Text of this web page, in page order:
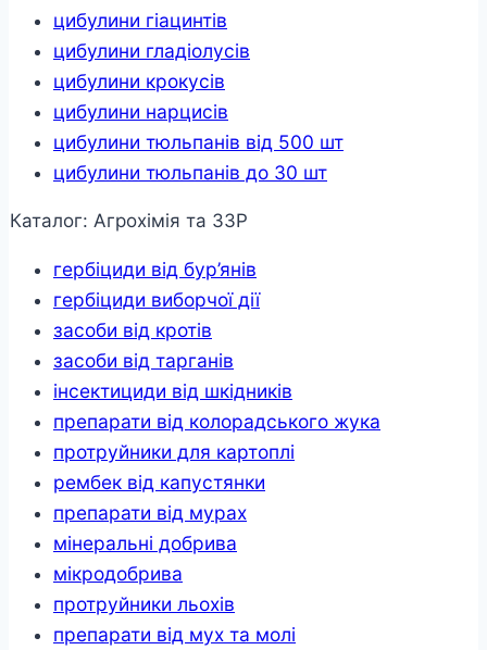
цибулини гіацинтів
цибулини гладіолусів
цибулини крокусів
цибулини нарцисів
цибулини тюльпанів від 500 шт
цибулини тюльпанів до 30 шт
Каталог: Агрохімія та ЗЗР
гербіциди від бур’янів
гербіциди виборчої дії
засоби від кротів
засоби від тарганів
інсектициди від шкідників
препарати від колорадського жука
протруйники для картоплі
рембек від капустянки
препарати від мурах
мінеральні добрива
мікродобрива
протруйники льохів
препарати від мух та молі